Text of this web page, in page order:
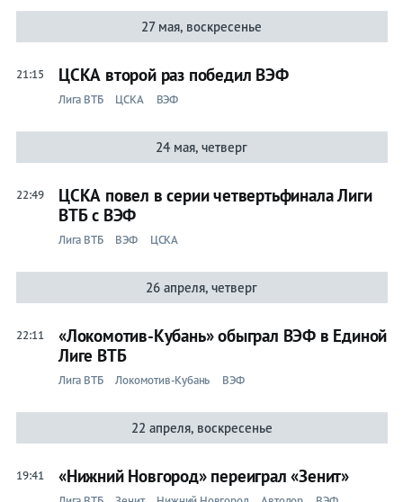
27 мая, воскресенье
21:15 ЦСКА второй раз победил ВЭФ
Лига ВТБ ЦСКА ВЭФ
24 мая, четверг
22:49
ЦСКА повел в серии четвертьфинала Лиги
ВТБ с ВЭФ
Лига ВТБ ВЭФ ЦСКА
26 апреля, четверг
22:11
«Локомотив-Кубань» обыграл ВЭФ в Единой
Лиге ВТБ
Лига ВТБ Локомотив-Кубань ВЭФ
22 апреля, воскресенье
19:41 «Нижний Новгород» переиграл «Зенит»